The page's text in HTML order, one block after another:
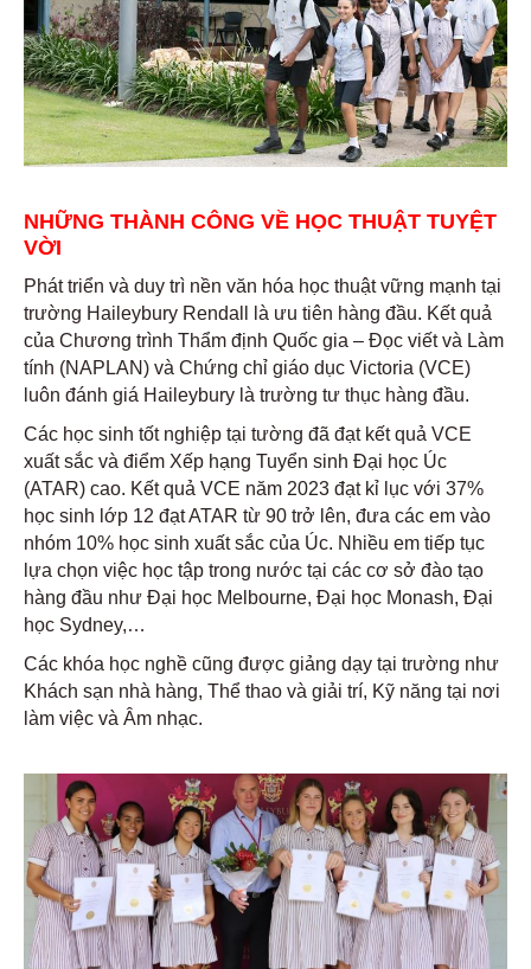
NHỮNG THÀNH CÔNG VỀ HỌC THUẬT TUYỆT
VỜI
Phát triển và duy trì nền văn hóa học thuật vững mạnh tại
trường Haileybury Rendall là ưu tiên hàng đầu. Kết quả
của Chương trình Thẩm định Quốc gia – Đọc viết và Làm
tính (NAPLAN) và Chứng chỉ giáo dục Victoria (VCE)
luôn đánh giá Haileybury là trường tư thục hàng đầu.
Các học sinh tốt nghiệp tại tường đã đạt kết quả VCE
xuất sắc và điểm Xếp hạng Tuyển sinh Đại học Úc
(ATAR) cao. Kết quả VCE năm 2023 đạt kỉ lục với 37%
học sinh lớp 12 đạt ATAR từ 90 trở lên, đưa các em vào
nhóm 10% học sinh xuất sắc của Úc. Nhiều em tiếp tục
lựa chọn việc học tập trong nước tại các cơ sở đào tạo
hàng đầu như Đại học Melbourne, Đại học Monash, Đại
học Sydney,…
Các khóa học nghề cũng được giảng dạy tại trường như
Khách sạn nhà hàng, Thể thao và giải trí, Kỹ năng tại nơi
làm việc và Âm nhạc.